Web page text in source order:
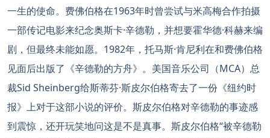
一生的使命。费佛伯格在1963年时曾尝试与米高梅合作拍摄
一部传记电影来纪念奥斯卡·辛德勒，并想要霍华德·科赫来编
剧，但最终未能如愿。1982年，托马斯·肯尼利在和费佛伯格
见面后出版了《辛德勒的方舟》。美国音乐公司（MCA）总
裁Sid Sheinberg给斯蒂芬·斯皮尔伯格寄去了一份《纽约时
报》上对于这部小说的评价。斯皮尔伯格对辛德勒的事迹感
到震惊，还开玩笑地问这是不是真事。斯皮尔伯格“被辛德勒